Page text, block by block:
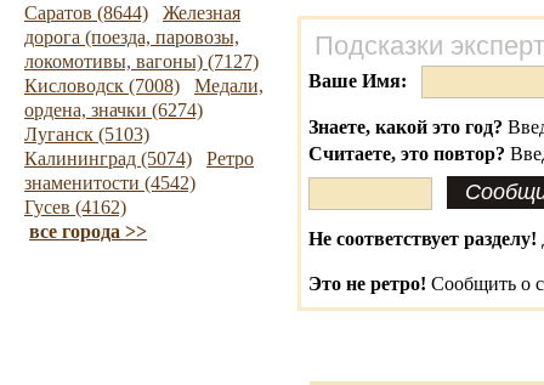
Саратов (8644)
Железная
дорога (поезда, паровозы,
локомотивы, вагоны) (7127)
Кисловодск (7008)
Медали,
ордена, значки (6274)
Луганск (5103)
Калининград (5074)
Ретро
знаменитости (4542)
Гусев (4162)
все города >>
Подсказки
Ваше Имя:
Знаете, какой это год?
Считаете, это повтор?
Не соответствует разделу!
Это не ретро! Сообщить о